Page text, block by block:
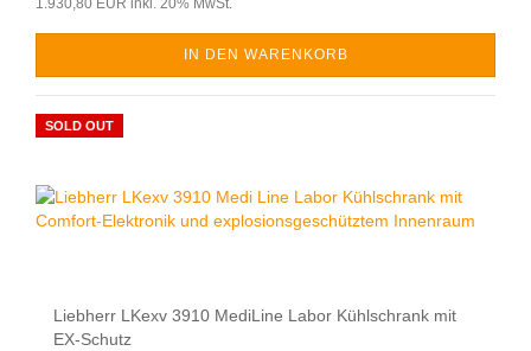
1.930,80 EUR inkl. 20% MwSt.
IN DEN WARENKORB
SOLD OUT
Liebherr LKexv 3910 MediLine Labor Kühlschrank mit
EX-Schutz